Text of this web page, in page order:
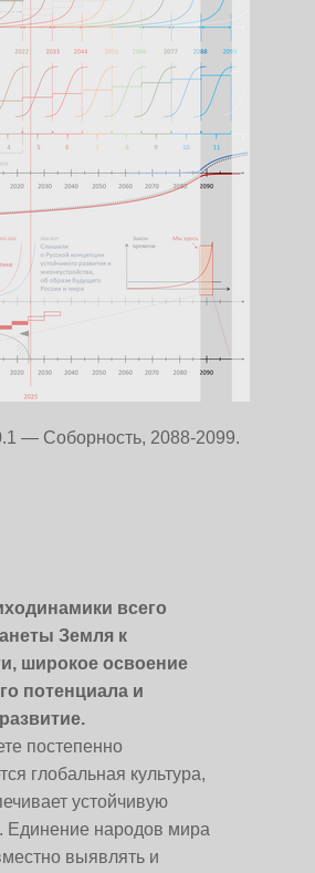
— Соборность, 2088-2099.
всего
Земля к
широкое освоение
потенциала и
постепенно
глобальная культура,
устойчивую
Единение народов мира
выявлять и